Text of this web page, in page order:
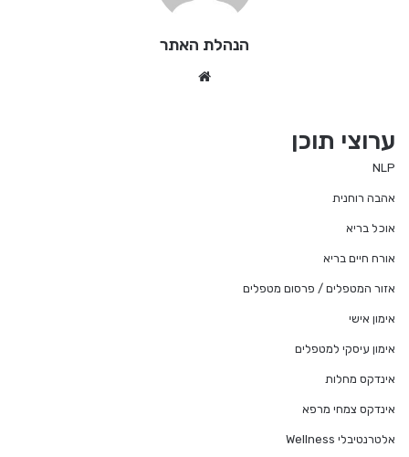
הנהלת האתר
ערוצי תוכן
NLP
אהבה רוחנית
אוכל בריא
אורח חיים בריא
אזור המטפלים / פרסום מטפלים
אימון אישי
אימון עיסקי למטפלים
אינדקס מחלות
אינדקס צמחי מרפא
אלטרנטיבלי Wellness